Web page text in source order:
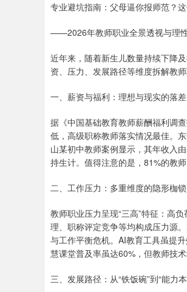
专业避坑指南：父母逼你报师范？
——2026年教师职业全景透视与理
近年来，随着新生儿数量持续下降
资、压力、发展路径等维度拆解教
一、薪资与福利：理想与现实的落差
据《中国基础教育教师薪酬福利调
低，高级职称教师落实情况最佳。
山某初中教师案例显示，其年收入
持生计。值得注意的是，81%的教
二、工作压力：多重维度的隐形枷锁
教师职业压力呈现“三高”特征：高
理、职称评定竞争等均构成压力源
与工作平衡危机。AI教育工具虽提
慧课堂普及率虽达60%，但教师技
三、发展路径：从“铁饭碗”到“能力